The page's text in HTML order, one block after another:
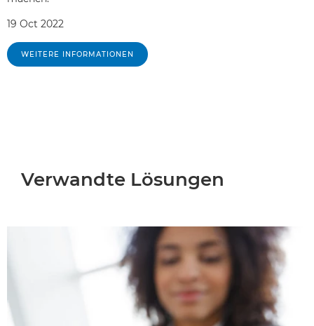
19 Oct 2022
WEITERE INFORMATIONEN
Verwandte Lösungen